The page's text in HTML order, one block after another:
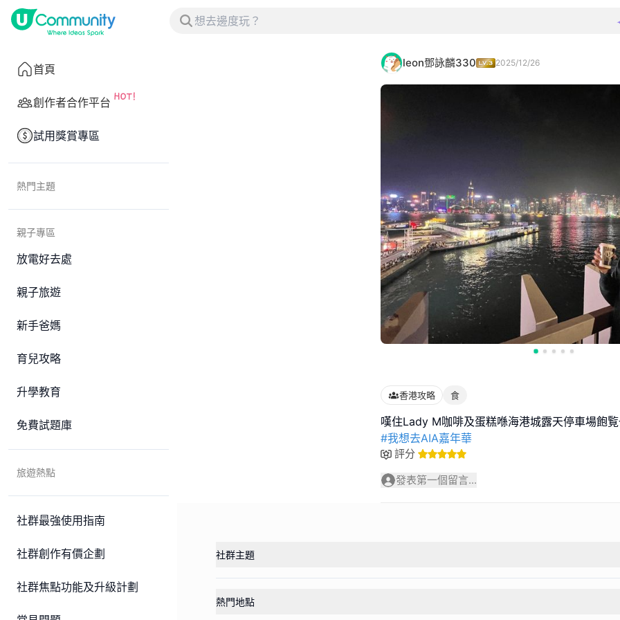
首頁
創作者合作平台
試用獎賞專區
熱門主題
親子專區
放電好去處
親子旅遊
新手爸媽
育兒攻略
升學教育
免費試題庫
旅遊熱點
社群最強使用指南
社群創作有價企劃
社群焦點功能及升級計劃
leon鄧詠麟330 2025/12/26
香港攻略 食
#我想去AIA嘉年華
評分
發表第一個留言...
社群主題
熱門地點